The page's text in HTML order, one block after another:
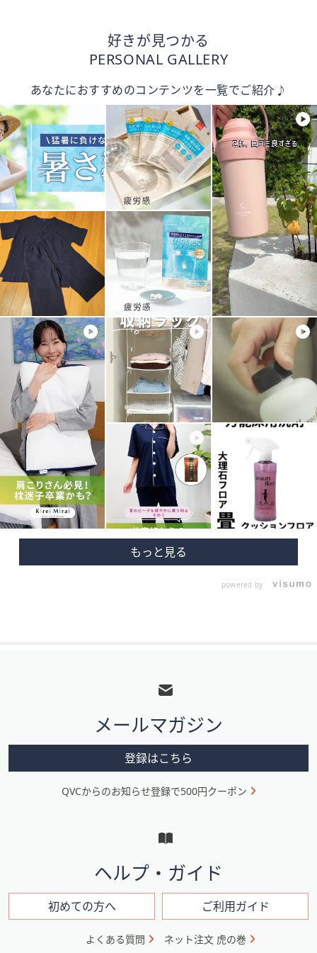
好きが見つかる
PERSONAL GALLERY
あなたにおすすめのコンテンツを一覧でご紹介♪
powered by
メ
ニ
ン
メールマガジン
登録はこちら
QVCからのお知らせ登録で500円クーポン
ヘルプ・ガイド
初めての方へ ご利用ガイド
よくある質問 ネット注文 虎の巻